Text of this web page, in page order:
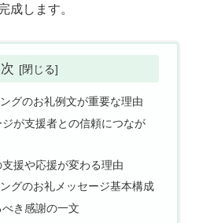
成します。
グのお礼例文が重要な理由
が支援者との信頼につなが
援や応援が変わる理由
グのお礼メッセージ基本構成
き感謝の一文